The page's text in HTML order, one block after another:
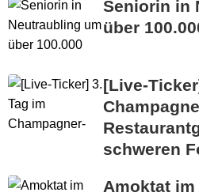
Seniorin in
über
[Live-
schweren
Amoktat